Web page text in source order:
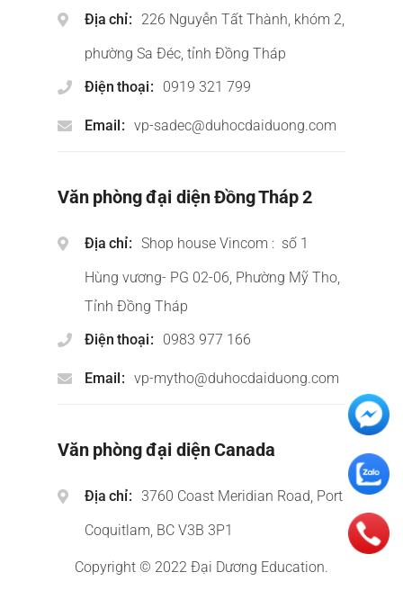
Địa chỉ
226 Nguyễn Tất Thành, khóm 2,
phường Sa Đéc, tỉnh Đồng Tháp
Điện thoại
0919 321 799
Email vp-sadec@duhocdaiduong.com
Văn phòng đại diện Đồng Tháp 2
Địa chỉ
Shop house Vincom : số 1
Hùng vương- PG 02-06, Phường Mỹ Tho,
Tỉnh Đồng Tháp
Điện thoại
0983 977 166
Email vp-mytho@duhocdaiduong.com
Văn phòng đại diện Canada
Địa chỉ
3760 Coast Meridian Road, Port
Coquitlam, BC V3B 3P1
Copyright © 2022 Đại Dương Education.